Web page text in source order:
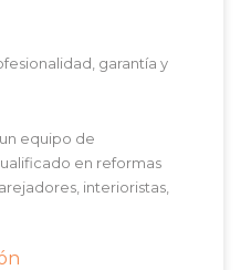
garantía y
equipo de
en reformas
interioristas,